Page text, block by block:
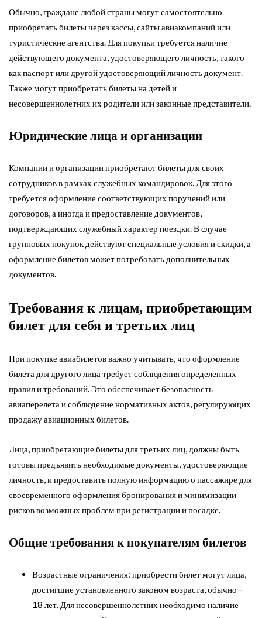
Обычно, граждане любой страны могут самостоятельно
приобретать билеты через кассы, сайты авиакомпаний или
туристические агентства. Для покупки требуется наличие
действующего документа, удостоверяющего личность, такого
как паспорт или другой удостоверяющий личность документ.
Также могут приобретать билеты на детей и
несовершеннолетних их родители или законные представители.
Юридические лица и организации
Компании и организации приобретают билеты для своих
сотрудников в рамках служебных командировок. Для этого
требуется оформление соответствующих поручений или
договоров, а иногда и предоставление документов,
подтверждающих служебный характер поездки. В случае
групповых покупок действуют специальные условия и скидки, а
оформление билетов может потребовать дополнительных
документов.
Требования к лицам, приобретающим
билет для себя и третьих лиц
При покупке авиабилетов важно учитывать, что оформление
билета для другого лица требует соблюдения определенных
правил и требований. Это обеспечивает безопасность
авиаперелета и соблюдение нормативных актов, регулирующих
продажу авиационных билетов.
Лица, приобретающие билеты для третьих лиц, должны быть
готовы предъявить необходимые документы, удостоверяющие
личность, и предоставить полную информацию о пассажире для
своевременного оформления бронирования и минимизации
рисков возможных проблем при регистрации и посадке.
Общие требования к покупателям билетов
Возрастные ограничения: приобрести билет могут лица,
достигшие установленного законом возраста, обычно –
18 лет. Для несовершеннолетних необходимо наличие